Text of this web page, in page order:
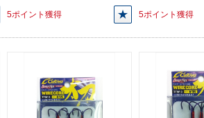
5ポイント獲得 5ポイント獲得